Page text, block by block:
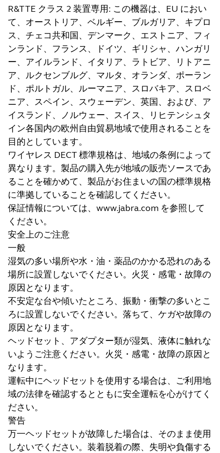
R&TTE クラス 2 装置専用: この機器は、EU におい
て、オーストリア、ベルギー、ブルガリア、キプロ
ス、チェコ共和国、デンマーク、エストニア、フィ
ンランド、フランス、ドイツ、ギリシャ、ハンガリ
ー、アイルランド、イタリア、ラトビア、リトアニ
ア、ルクセンブルグ、マルタ、オランダ、ポーラン
ド、ポルトガル、ルーマニア、スロバキア、スロベ
ニア、スペイン、スウェーデン、英国、および、ア
イスランド、ノルウェー、スイス、リヒテンシュタ
イン各国内の欧州自由貿易地域で使用されることを
目的としています。
ワイヤレス DECT 標準規格は、地域の条例によって
異なります。製品の購入先が地域の販売ソースであ
ることを確かめて、製品がお住まいの国の標準規格
に準拠していることを確認してください。
保証情報については、www.jabra.com を参照して
ください。
安全上のご注意
一般
湿気の多い場所や水・油・薬品のかかる恐れのある
場所に設置しないでください。火災・感電・故障の
原因となります。
不安定な台や傾いたところ、振動・衝撃の多いとこ
ろに設置しないでください。落ちて、ケガや故障の
原因となります。
ヘッドセット、アダプター類が湿気、液体に触れな
いようご注意ください。火災・感電・故障の原因と
なります。
運転中にヘッドセットを使用する場合は、ご利用地
域の法律を確認するとともに安全運転を心がけてく
ださい。
警告
万一ヘッドセットが故障した場合は、そのまま使用
しないでください。装着脱着の際、失明や負傷する